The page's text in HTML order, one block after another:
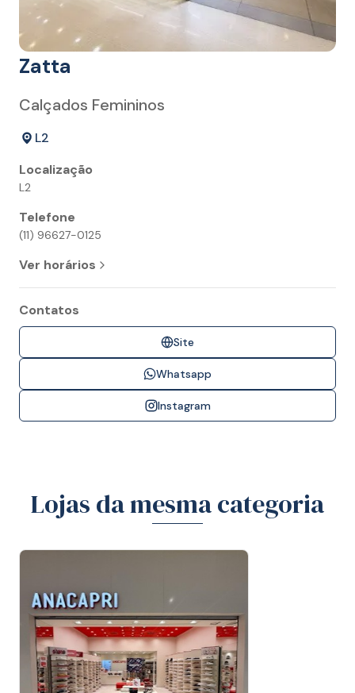
Zatta
Calçados Femininos
L2
Localização
L2
Telefone
(11) 96627-0125
Ver horários
Contatos
Site
Whatsapp
Instagram
Lojas da mesma categoria